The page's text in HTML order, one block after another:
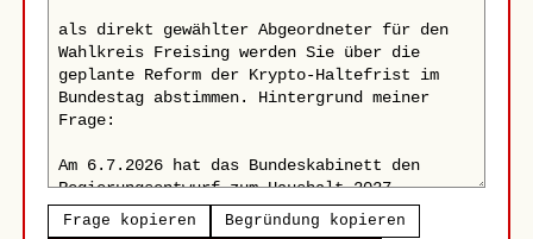
Frage kopieren Begründung kopieren